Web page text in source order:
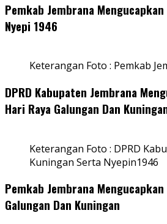
Pemkab Jembrana
Nyepi 1946
Keterangan Foto : Pemkab
DPRD Kabupaten Jembrana
Hari Raya Galungan Dan
Keterangan Foto : DPRD
Kuningan Serta Nyepin1946
Pemkab Jembrana
Galungan Dan Kuningan